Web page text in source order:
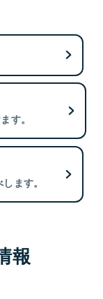
す。
ます。
報